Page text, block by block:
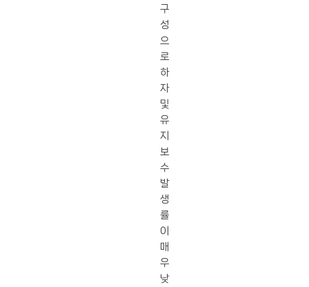
구
성
으
로
하
자
및
유
지
보
수
발
생
률
이
매
우
낮